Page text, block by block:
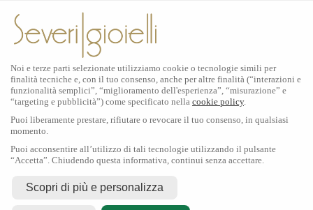
Rolex
Rolex Certified Pre-Owned
Noi e terze parti selezionate utilizziamo cookie o tecnologie simili per
finalità tecniche e, con il tuo consenso, anche per altre finalità (“interazioni e
funzionalità semplici”, “miglioramento dell'esperienza”, “misurazione” e
“targeting e pubblicità”) come specificato nella cookie policy.
Puoi liberamente prestare, rifiutare o revocare il tuo consenso, in qualsiasi
momento.
Puoi acconsentire all’utilizzo di tali tecnologie utilizzando il pulsante
“Accetta”. Chiudendo questa informativa, continui senza accettare.
Scopri di più e personalizza